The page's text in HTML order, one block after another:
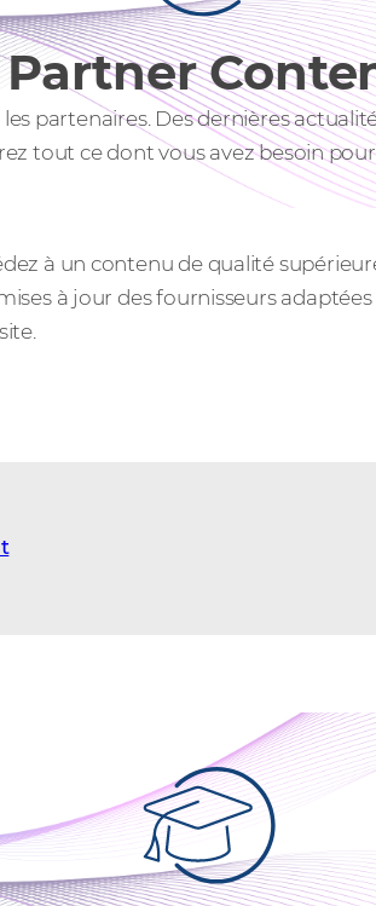
Partner
partenaires. Des dernières
tout ce dont vous avez besoin
à un contenu de qualité
à jour des fournisseurs